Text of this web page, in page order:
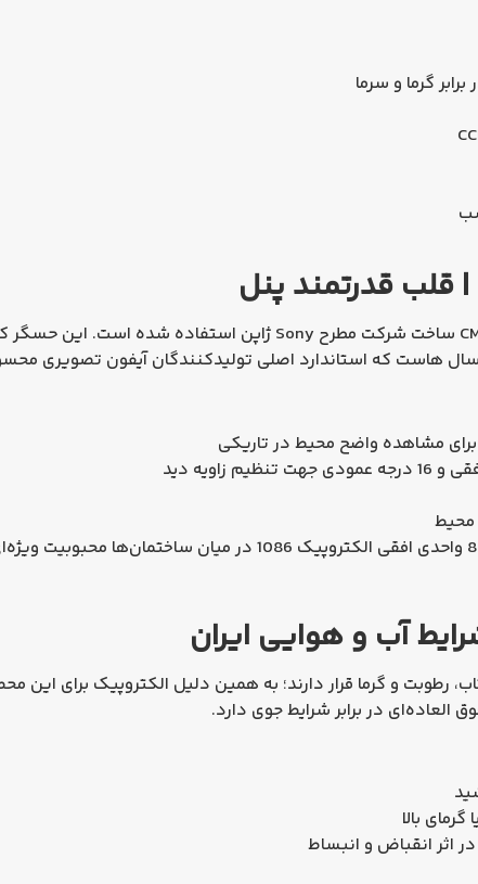
گرما و سرما
قلب قدرتمند پنل
Sony ژاپن
استفاده شده است. این حسگر
هاست که استاندارد اصلی تولیدکنندگان آیفون تصویری
برای مشاهده واضح محیط در تاریکی
و 16 درجه عمودی
جهت تنظیم زاویه دید
محیط
در میان ساختمان‌ها محبوبیت
آب‌ و هوایی ایران
رطوبت و گرما قرار دارند؛ به همین دلیل الکتروپیک برای این
در برابر شرایط جوی دارد.
بالا
اثر انقباض و انبساط